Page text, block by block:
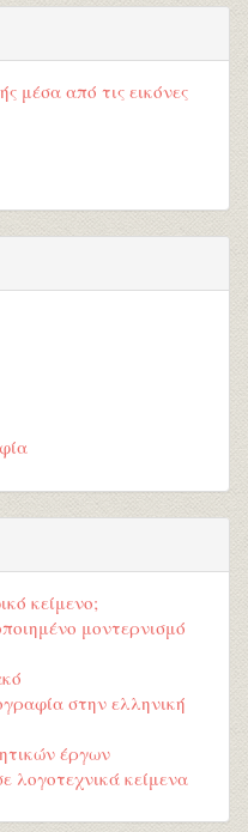
μέσα από τις εικόνες
κείμενο;
μοντερνισμό
στην ελληνική
έργων
λογοτεχνικά κείμενα